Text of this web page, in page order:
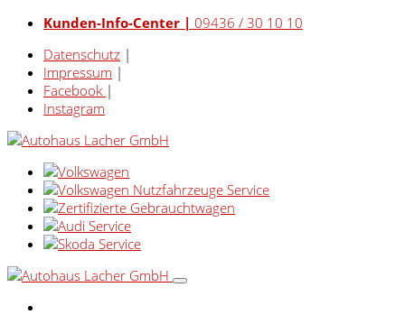
Kunden-Info-Center | 09436 / 30 10 10
Datenschutz |
Impressum |
Facebook |
Instagram